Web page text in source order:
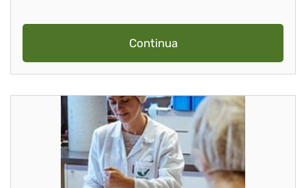
Continua